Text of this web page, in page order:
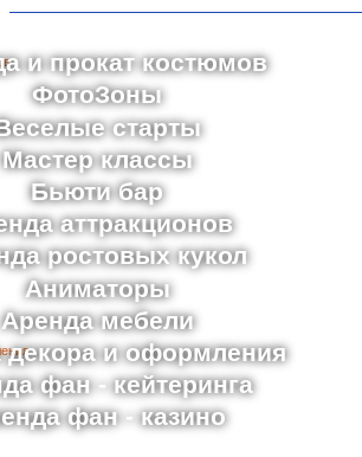
и прокат костюмов
ФотоЗоны
старты
Мастер классы
Бьюти бар
аттракционов
ростовых кукол
Аниматоры
Аренда мебели
декора и оформления
фан - кейтеринга
фан - казино